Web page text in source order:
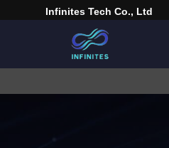
Infinites Tech Co., Ltd